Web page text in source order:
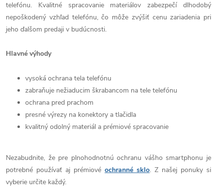
telefónu. Kvalitné spracovanie materiálov zabezpečí dlhodobý
nepoškodený vzhľad telefónu, čo môže zvýšiť cenu zariadenia pri
jeho ďalšom predaji v budúcnosti.
Hlavné výhody
vysoká ochrana tela telefónu
zabraňuje nežiaducim škrabancom na tele telefónu
ochrana pred prachom
presné výrezy na konektory a tlačidla
kvalitný odolný materiál a prémiové spracovanie
Nezabudnite, že pre plnohodnotnú ochranu vášho smartphonu je
potrebné používať aj prémiové ochranné sklo. Z našej ponuky si
vyberie určite každý.